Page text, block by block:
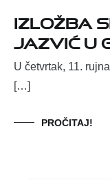
IZLOŽBA
JAZVIĆ U
U četvrtak, 11.
[…]
PROČITAJ!